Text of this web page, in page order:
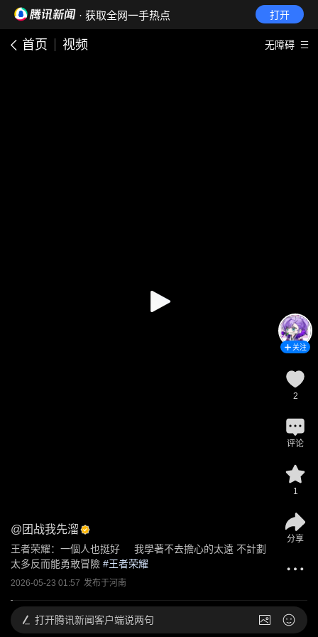
· 获取全网一手热点 打开
首页 视频 无障碍
@ 团战我先溜
王者荣耀：一個人也挺好     我學著不去擔心的太遠 不計劃
太多反而能勇敢冒險 #王者荣耀
2026-05-23 01:57 发布于河南
关注
2
评论
1
分享
打开腾讯新闻客户端说两句